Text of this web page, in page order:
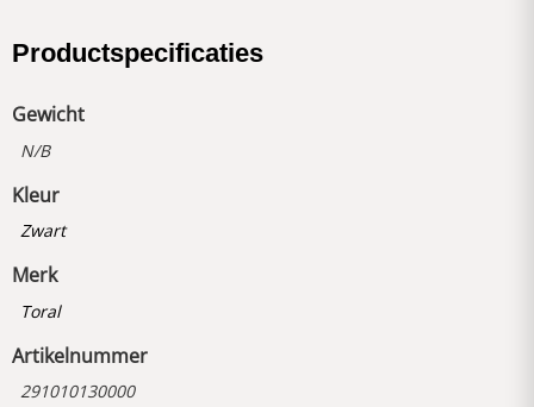
Productspecificaties
Gewicht
N/B
Kleur
Zwart
Merk
Toral
Artikelnummer
291010130000